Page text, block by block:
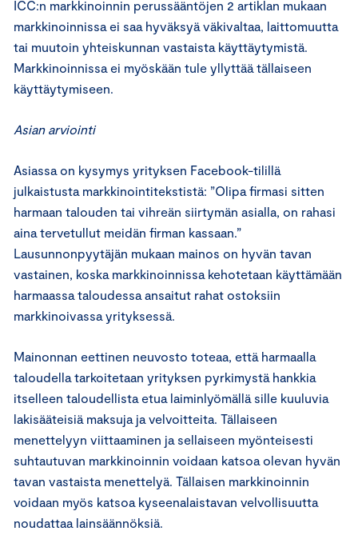
ICC:n markkinoinnin perussääntöjen 2 artiklan mukaan
markkinoinnissa ei saa hyväksyä väkivaltaa, laittomuutta
tai muutoin yhteiskunnan vastaista käyttäytymistä.
Markkinoinnissa ei myöskään tule yllyttää tällaiseen
käyttäytymiseen.
Asian arviointi
Asiassa on kysymys yrityksen Facebook-tilillä
julkaistusta markkinointitekstistä: ”Olipa firmasi sitten
harmaan talouden tai vihreän siirtymän asialla, on rahasi
aina tervetullut meidän firman kassaan.”
Lausunnonpyytäjän mukaan mainos on hyvän tavan
vastainen, koska markkinoinnissa kehotetaan käyttämään
harmaassa taloudessa ansaitut rahat ostoksiin
markkinoivassa yrityksessä.
Mainonnan eettinen neuvosto toteaa, että harmaalla
taloudella tarkoitetaan yrityksen pyrkimystä hankkia
itselleen taloudellista etua laiminlyömällä sille kuuluvia
lakisääteisiä maksuja ja velvoitteita. Tällaiseen
menettelyyn viittaaminen ja sellaiseen myönteisesti
suhtautuvan markkinoinnin voidaan katsoa olevan hyvän
tavan vastaista menettelyä. Tällaisen markkinoinnin
voidaan myös katsoa kyseenalaistavan velvollisuutta
noudattaa lainsäännöksiä.